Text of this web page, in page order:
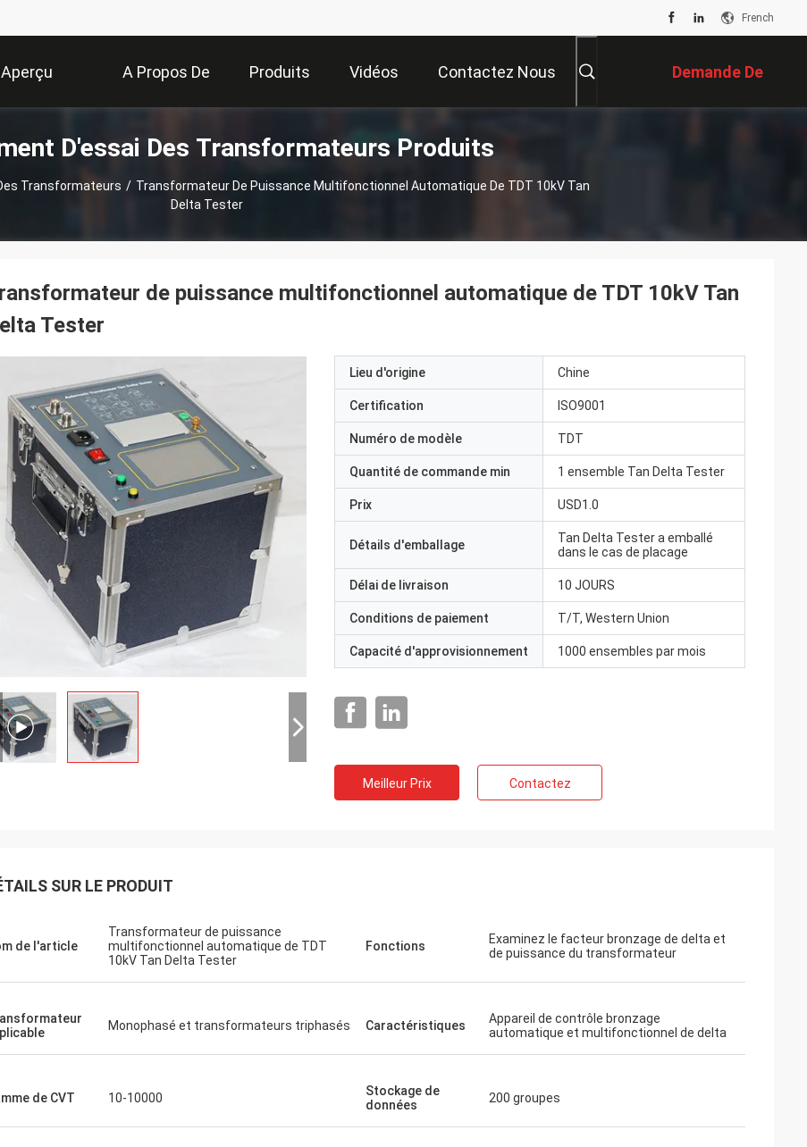
French
Aperçu A Propos De
Nous
Produits Vidéos Contactez Nous Demande De
Soumission
D'essai Des Transformateurs Produits
Transformateurs / Transformateur De Puissance Multifonctionnel Automatique De TDT 10kV Tan
Delta Tester
M. Ricky Casipe, vous avez une idée?
de puissance multifonctionnel automatique de TDT 10kV Tan
Tester
Lieu d'origine Chine
Certification ISO9001
Numéro de modèle TDT
Quantité de commande min 1 ensemble Tan Delta Tester
Prix USD1.0
Détails d'emballage
Tan Delta Tester a emballé
dans le cas de placage
Délai de livraison 10 JOURS
Conditions de paiement T/T, Western Union
Capacité d'approvisionnement 1000 ensembles par mois
Meilleur Prix Contactez
SUR LE PRODUIT
de l'article
Transformateur de puissance
multifonctionnel automatique de TDT
10kV Tan Delta Tester
Fonctions
Examinez le facteur bronzage de delta et
de puissance du transformateur
Monophasé et transformateurs triphasés Caractéristiques
Appareil de contrôle bronzage
automatique et multifonctionnel de delta
de CVT 10-10000
Stockage de
données
200 groupes